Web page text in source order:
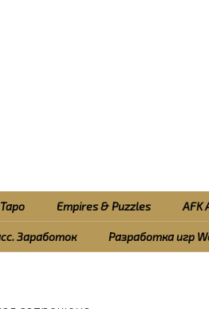
Empires & Puzzles AFK
Заработок Разработка игр